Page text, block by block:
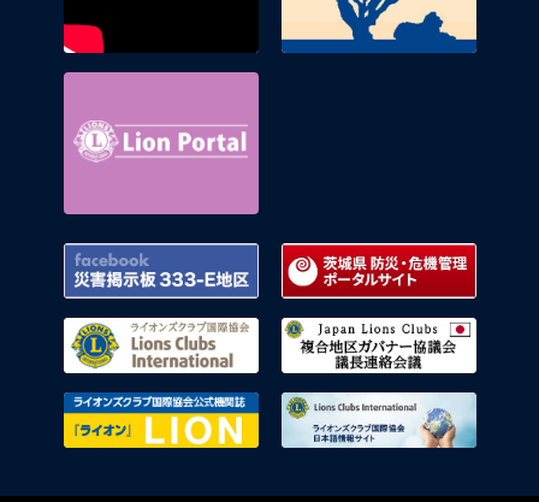
Facebook 災害掲示板 333-E地区
ライオンズクラブ国際協会
ライオンズクラブ国際協会公式機関